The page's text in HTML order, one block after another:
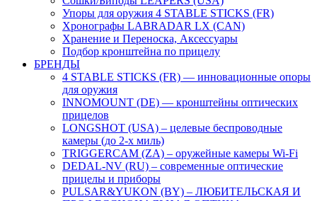
Упоры для оружия 4 STABLE STICKS (FR)
Хронографы LABRADAR LX (CAN)
Хранение и Переноска, Аксессуары
Подбор кронштейна по прицелу
БРЕНДЫ
4 STABLE STICKS (FR) — инновационные опоры
для оружия
INNOMOUNT (DE) — кронштейны оптических
прицелов
LONGSHOT (USA) – целевые беспроводные
камеры (до 2-х миль)
TRIGGERCAM (ZA) – оружейные камеры Wi-Fi
DEDAL-NV (RU) – современные оптические
прицелы и приборы
PULSAR&YUKON (BY) – ЛЮБИТЕЛЬСКАЯ И